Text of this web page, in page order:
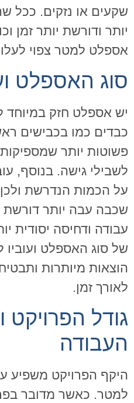
שקעים או נזקים. ככל
יותר ודורשת יותר זמן
אספלט למטר צפוי
סוג האספלט
יש אספלט חזק במיוחד
כבדים כמו בכבישים
פשוטות יותר
לשבילי גישה. בנוסף,
על הכמות הנדרשת
שכבה עבה יותר דורשת
עבודה ודחיסה יסודית
של סוג האספלט
הוצאות מיותרות
לאורך זמן.
גודל הפרויקט
העבודה
היקף הפרויקט משפיע
למטר. כאשר מדובר